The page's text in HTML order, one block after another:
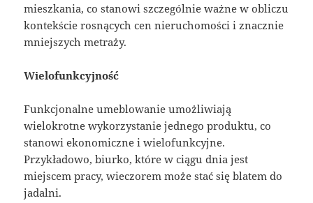
mieszkania, co stanowi szczególnie ważne w obliczu
kontekście rosnących cen nieruchomości i znacznie
mniejszych metraży.
Wielofunkcyjność
Funkcjonalne umeblowanie umożliwiają
wielokrotne wykorzystanie jednego produktu, co
stanowi ekonomiczne i wielofunkcyjne.
Przykładowo, biurko, które w ciągu dnia jest
miejscem pracy, wieczorem może stać się blatem do
jadalni.